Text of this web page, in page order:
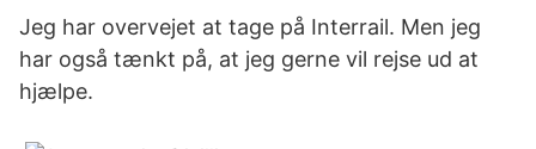
Jeg har overvejet at tage på Interrail. Men jeg
har også tænkt på, at jeg gerne vil rejse ud at
hjælpe.